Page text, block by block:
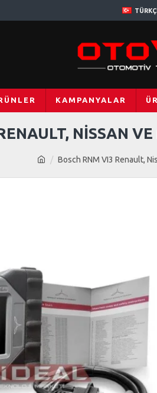
KAMPANYALAR
Bosch RNM VI3 Renault,
NISSAN